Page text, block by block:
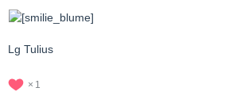
Lg Tulius
1